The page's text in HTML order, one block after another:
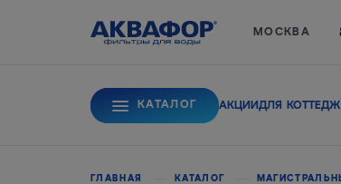
МОСКВА
КАТАЛОГ АКЦИИДЛЯ
Для
ГЛАВНАЯ КАТАЛОГ